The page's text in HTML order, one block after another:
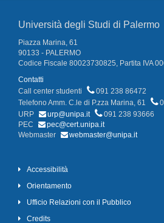
Università degli Studi di Palermo
Piazza Marina, 61
90133 - PALERMO
Codice Fiscale 80023730825, Partita IVA
Contatti
Call center studenti
091 238 86472
Telefono Amm. C.le di P.zza Marina, 61
URP
urp@unipa.it
091 238 93666
PEC
pec@cert.unipa.it
Webmaster
webmaster@unipa.it
Accessibilità
Orientamento
Ufficio Relazioni con il Pubblico
Credits